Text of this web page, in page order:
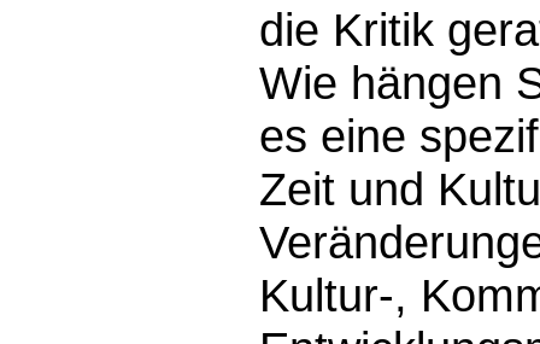
die Kritik
Wie hängen
es eine
Zeit und
Kultur-,